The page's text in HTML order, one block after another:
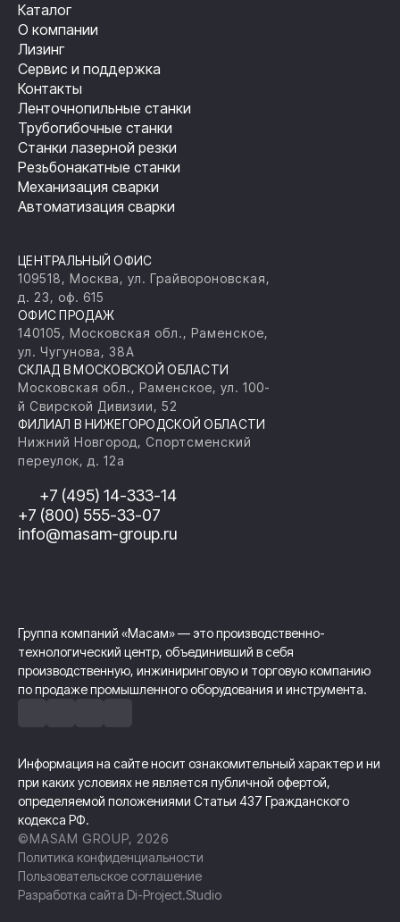
Каталог
О компании
Лизинг
Сервис и поддержка
Контакты
Ленточнопильные станки
Трубогибочные станки
Станки лазерной резки
Резьбонакатные станки
Механизация сварки
Автоматизация сварки
ЦЕНТРАЛЬНЫЙ ОФИС
109518, Москва, ул. Грайвороновская,
д. 23, оф. 615
ОФИС ПРОДАЖ
140105, Московская обл., Раменское,
ул. Чугунова, 38А
СКЛАД В МОСКОВСКОЙ ОБЛАСТИ
Московская обл., Раменское, ул. 100-
й Свирской Дивизии, 52
ФИЛИАЛ В НИЖЕГОРОДСКОЙ ОБЛАСТИ
Нижний Новгород, Спортсменский
переулок, д. 12а
+7 (495) 14-333-14
+7 (800) 555-33-07
info@masam-group.ru
Группа компаний «Масам» — это производственно-
технологический центр, объединивший в себя
производственную, инжиниринговую и торговую компанию
по продаже промышленного оборудования и инструмента.
Информация на сайте носит ознакомительный характер и ни
при каких условиях не является публичной офертой,
определяемой положениями Статьи 437 Гражданского
кодекса РФ.
©MASAM GROUP, 2026
Политика конфиденциальности
Пользовательское соглашение
Разработка сайта Di-Project.Studio